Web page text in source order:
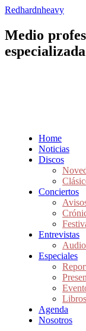
Redhardnheavy
Medio
Home
Noticias
Discos
Conciertos
Entrevistas
Especiales
Libros
Agenda
Nosotros